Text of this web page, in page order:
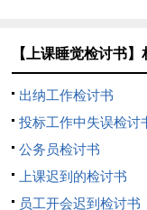
【上课睡觉检讨书】
出纳工作检讨书
投标工作中失误检讨
公务员检讨书
上课迟到的检讨书
员工开会迟到检讨书